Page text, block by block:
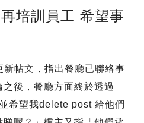
培訓員工 希望事
新帖文，指出餐廳已聯絡事
後，餐廳方面終於透過
希望我delete post 給他們